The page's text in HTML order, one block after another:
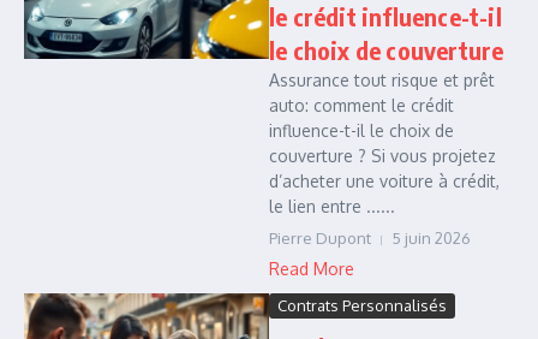
le crédit influence-t-il
le choix de couverture
Assurance tout risque et prêt
auto: comment le crédit
influence-t-il le choix de
couverture ? Si vous projetez
d’acheter une voiture à crédit,
le lien entre ......
Pierre Dupont 5 juin 2026
Read More
Contrats Personnalisés